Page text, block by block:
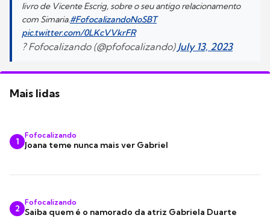
livro de Vicente Escrig, sobre o seu antigo relacionamento
com Simaria.#FofocalizandoNoSBT
pic.twitter.com/0LKcVVkrFR
? Fofocalizando (@pfofocalizando) July 13, 2023
Mais lidas
1
Fofocalizando
Joana teme nunca mais ver Gabriel
2
Fofocalizando
Saiba quem é o namorado da atriz Gabriela Duarte